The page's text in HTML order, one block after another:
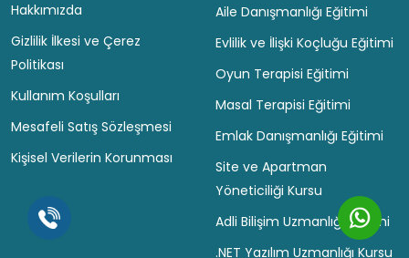
Hakkımızda
Gizlilik İlkesi ve Çerez
Politikası
Kullanım Koşulları
Mesafeli Satış Sözleşmesi
Kişisel Verilerin Korunması
Aile Danışmanlığı Eğitimi
Evlilik ve İlişki Koçluğu Eğitimi
Oyun Terapisi Eğitimi
Masal Terapisi Eğitimi
Emlak Danışmanlığı Eğitimi
Site ve Apartman
Yöneticiliği Kursu
Adli Bilişim Uzmanlığı Eğitimi
.NET Yazılım Uzmanlığı Kursu